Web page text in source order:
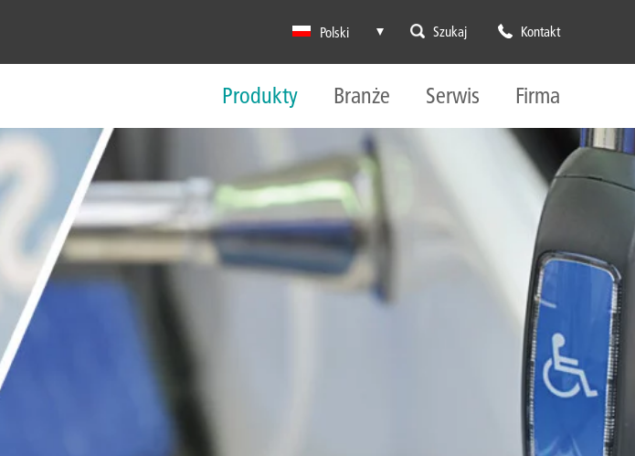
Polski Szukaj Kontakt
Produkty Branże Serwis Firma